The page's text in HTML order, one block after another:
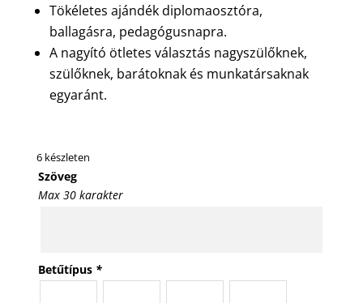
Tökéletes ajándék diplomaosztóra,
ballagásra, pedagógusnapra.
A nagyító ötletes választás nagyszülőknek,
szülőknek, barátoknak és munkatársaknak
egyaránt.
6 készleten
Szöveg
Max 30 karakter
Betűtípus *